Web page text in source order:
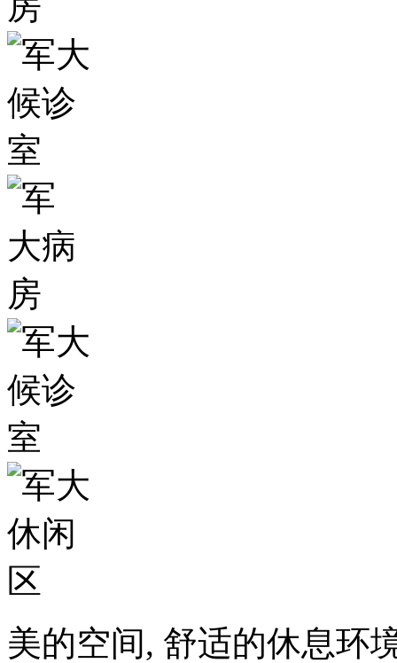
美的空间, 舒适的休息环